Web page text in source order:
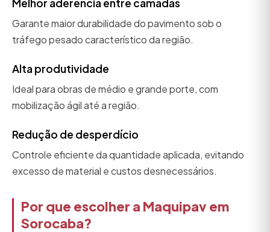
Melhor aderência entre camadas
Garante maior durabilidade do pavimento sob o
tráfego pesado característico da região.
Alta produtividade
Ideal para obras de médio e grande porte, com
mobilização ágil até a região.
Redução de desperdício
Controle eficiente da quantidade aplicada, evitando
excesso de material e custos desnecessários.
Por que escolher a Maquipav em
Sorocaba?